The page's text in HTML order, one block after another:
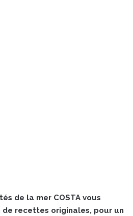
de la mer COSTA vous
recettes originales, pour un